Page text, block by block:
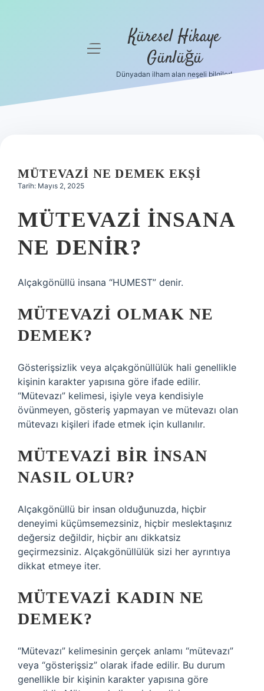
Hakkımızda
menüyü
Küresel Hikaye
Günlüğü
Dünyadan ilham alan neşeli bilgiler!
MÜTEVAZI NE DEMEK EKŞI
Tarih: Mayıs 2, 2025
MÜTEVAZI INSANA
NE DENIR?
Alçakgönüllü insana “HUMEST” denir.
MÜTEVAZI OLMAK NE
DEMEK?
Gösterişsizlik veya alçakgönüllülük hali genellikle
kişinin karakter yapısına göre ifade edilir.
“Mütevazı” kelimesi, işiyle veya kendisiyle
övünmeyen, gösteriş yapmayan ve mütevazı olan
mütevazı kişileri ifade etmek için kullanılır.
MÜTEVAZI BIR INSAN
NASIL OLUR?
Alçakgönüllü bir insan olduğunuzda, hiçbir
deneyimi küçümsemezsiniz, hiçbir meslektaşınız
değersiz değildir, hiçbir anı dikkatsiz
geçirmezsiniz. Alçakgönüllülük sizi her ayrıntıya
dikkat etmeye iter.
MÜTEVAZI KADIN NE
DEMEK?
“Mütevazı” kelimesinin gerçek anlamı “mütevazı”
veya “gösterişsiz” olarak ifade edilir. Bu durum
genellikle bir kişinin karakter yapısına göre